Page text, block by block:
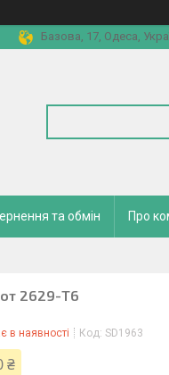
Базова, 17, Одеса,
та обмін Про
2629-T6
в наявності Код: SD1963
₴